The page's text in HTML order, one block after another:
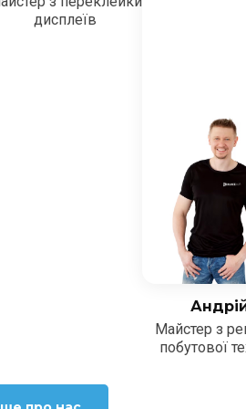
дисплеїв
Майстер з
побутової